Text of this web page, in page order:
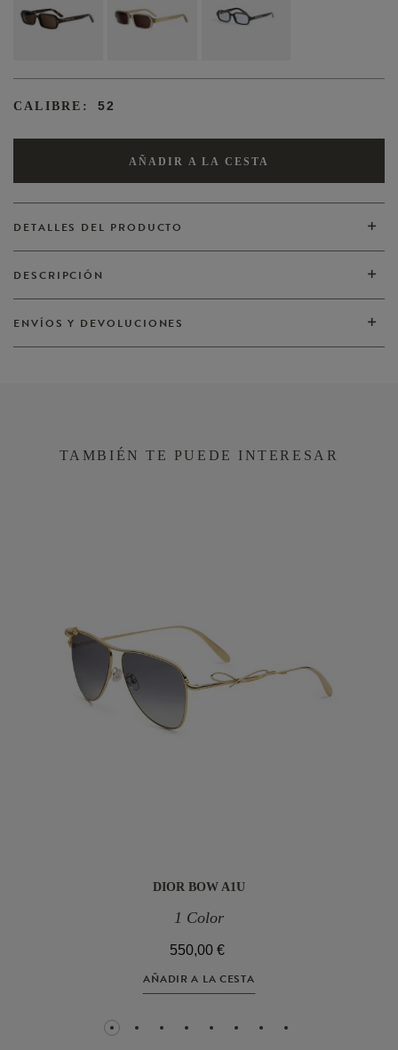
VER TODOS
CALIBRE: 52
AÑADIR A LA CESTA
DETALLES DEL PRODUCTO
DESCRIPCIÓN
ENVÍOS Y DEVOLUCIONES
TAMBIÉN TE PUEDE INTERESAR
DIOR BOW A1U
1 Color
550,00 €
AÑADIR A LA CESTA
1 2 3 4 5 6 7 8